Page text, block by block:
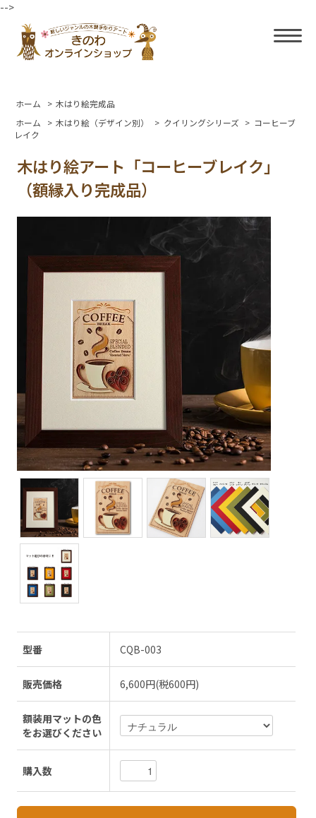
-->
ホーム > 木はり絵完成品
ホーム
> 木はり絵（デザイン別） > クイリングシリーズ > コーヒーブ
レイク
木はり絵アート「コーヒーブレイク」
（額縁入り完成品）
型番 CQB-003
販売価格 6,600円(税600円)
額装用マットの色
をお選びください
購入数